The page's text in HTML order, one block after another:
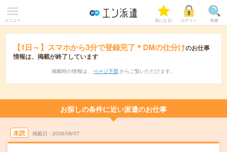
メニュー 気になる! ログイン 検索
【1日～】スマホから3分で登録完了＊DMの仕分けのお仕事
情報は、掲載が終了しています
掲載時の情報は、 ページ下部 からご覧いただけます。
お探しの条件に近い派遣のお仕事
未読 掲載日 2026/08/07